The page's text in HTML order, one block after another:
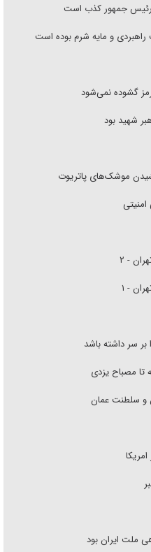
رئیس جمهور کذب است
راهبردی و مایه شرم بوده است
گشوده نمی‌شود
شهید بود
موشک‌های پاتریوت
امنیتی
- ۲
- ۱
سر داشته باشد
تا مصباح یزدی
و سلطنت عمان
ملت ایران بود